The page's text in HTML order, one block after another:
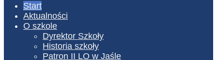
Start
Aktualności
O szkole
Dyrektor Szkoły
Historia szkoły
Patron II LO w Jaśle